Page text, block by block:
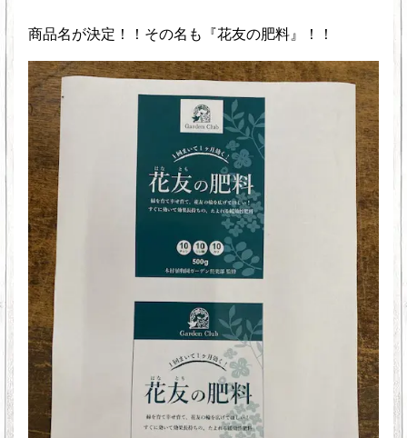
商品名が決定！！その名も『花友の肥料』！！